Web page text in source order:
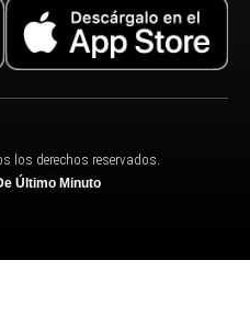
los derechos reservados.
Último Minuto